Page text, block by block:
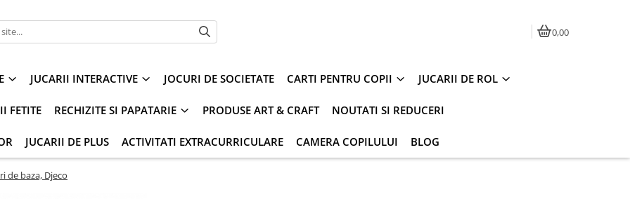
0,00
JUCARII INTERACTIVE JOCURI DE SOCIETATE CARTI PENTRU COPII JUCARII DE ROL
FETITE RECHIZITE SI PAPATARIE PRODUSE ART & CRAFT NOUTATI SI REDUCERI
JUCARII DE PLUS ACTIVITATI EXTRACURRICULARE CAMERA COPILULUI BLOG
de baza, Djeco